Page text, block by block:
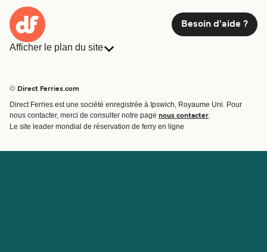
Besoin d'aide ?
Afficher le plan du site
Pays
Traversées et ports
Billet de bateau
© Direct Ferries.com
Direct Ferries est une société enregistrée à Ipswich, Royaume Uni. Pour
nous contacter, merci de consulter notre page nous contacter.
Le site leader mondial de réservation de ferry en ligne